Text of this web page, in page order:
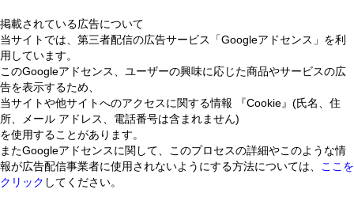
掲載されている広告について
当サイトでは、第三者配信の広告サービス「Googleアドセンス」を利
用しています。
このGoogleアドセンス、ユーザーの興味に応じた商品やサービスの広
告を表示するため、
当サイトや他サイトへのアクセスに関する情報 『Cookie』(氏名、住
所、メール アドレス、電話番号は含まれません)
を使用することがあります。
またGoogleアドセンスに関して、このプロセスの詳細やこのような情
報が広告配信事業者に使用されないようにする方法については、
ここを
クリック してください。